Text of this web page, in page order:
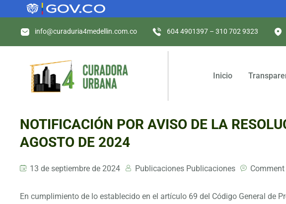
info@curaduria4medellin.com.co 604 4901397 – 310 702 9323
Inicio
NOTIFICACIÓN POR AVISO DE LA
AGOSTO DE 2024
13 de septiembre de 2024 Publicaciones Publicaciones
En cumplimiento de lo establecido en el artículo 69 del Código General de